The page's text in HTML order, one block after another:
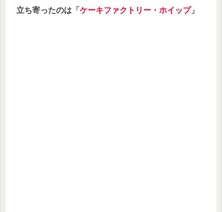
立ち寄ったのは「 ケーキファクトリー・ホイップ」